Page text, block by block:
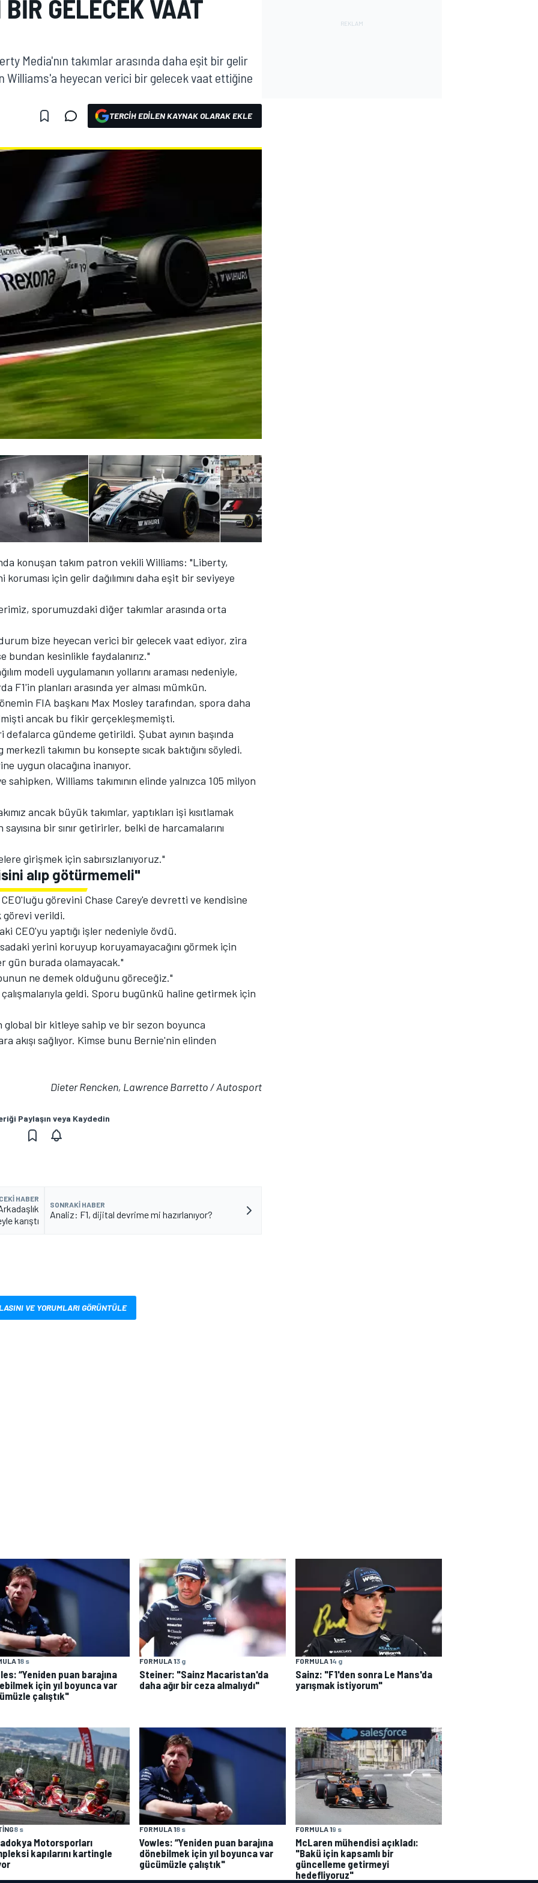
GELECEK VAAT
Media'nın takımlar arasında daha eşit bir gelir
Williams'a heyecan verici bir gelecek vaat ettiğine
TERCIH EDILEN KAYNAK OLARAK EKLE
konuşan takım patron vekili Williams: "Liberty,
için gelir dağılımını daha eşit bir seviyeye
sporumuzdaki diğer takımlar arasında orta
bize heyecan verici bir gelecek vaat ediyor, zira
bundan kesinlikle faydalanırız."
modeli uygulamanın yollarını araması nedeniyle,
F1'in planları arasında yer alması mümkün.
FIA başkanı Max Mosley tarafından, spora daha
ancak bu fikir gerçekleşmemişti.
defalarca gündeme getirildi. Şubat ayının başında
takımın bu konsepte sıcak baktığını söyledi.
uygun olacağına inanıyor.
Williams takımının elinde yalnızca 105 milyon
ancak büyük takımlar, yaptıkları işi kısıtlamak
bir sınır getirirler, belki de harcamalarını
girişmek için sabırsızlanıyoruz."
alıp götürmemeli"
görevini Chase Carey'e devretti ve kendisine
görevi verildi.
CEO'yu yaptığı işler nedeniyle övdü.
yerini koruyup koruyamayacağını görmek için
gün burada olamayacak."
ne demek olduğunu göreceğiz."
geldi. Sporu bugünkü haline getirmek için
global bir kitleye sahip ve bir sezon boyunca
akışı sağlıyor. Kimse bunu Bernie'nin elinden
Dieter Rencken, Lawrence Barretto / Autosport
Paylaşın veya Kaydedin
HABER
karıştı
SONRAKI HABER
Analiz: F1, dijital devrime mi hazırlanıyor?
VE YORUMLARI GÖRÜNTÜLE
18 s
“Yeniden puan barajına
için yıl boyunca var
çalıştık"
FORMULA 13 g
Steiner: "Sainz Macaristan'da
daha ağır bir ceza almalıydı"
FORMULA 14 g
Sainz: "F1'den sonra Le Mans'da
yarışmak istiyorum"
8 s
Motorsporları
kapılarını kartingle
FORMULA 18 s
Vowles: “Yeniden puan barajına
dönebilmek için yıl boyunca var
gücümüzle çalıştık"
FORMULA 19 s
McLaren mühendisi açıkladı:
"Bakü için kapsamlı bir
güncelleme getirmeyi
hedefliyoruz"